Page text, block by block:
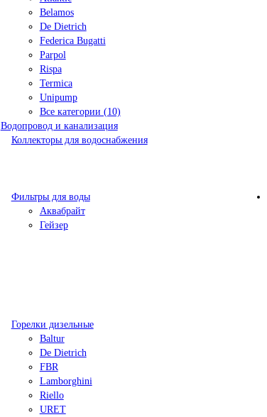
Belamos
De Dietrich
Federica Bugatti
Parpol
Rispa
Termica
Unipump
Все категории (10)
Водопровод и канализация
Коллекторы для водоснабжения
Фильтры для воды
Аквабрайт
Гейзер
Горелки дизельные
Baltur
De Dietrich
FBR
Lamborghini
Riello
URET